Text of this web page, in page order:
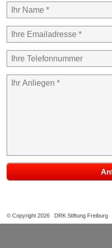
© Copyright 2026 DRK Stiftung Freiburg